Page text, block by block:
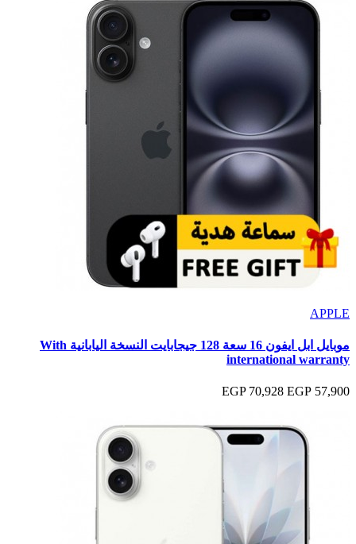
APPLE
موبايل ابل ايفون 16 سعة 128 جيجابايت النسخة اليابانية With
international warranty
57,900 EGP
70,928 EGP